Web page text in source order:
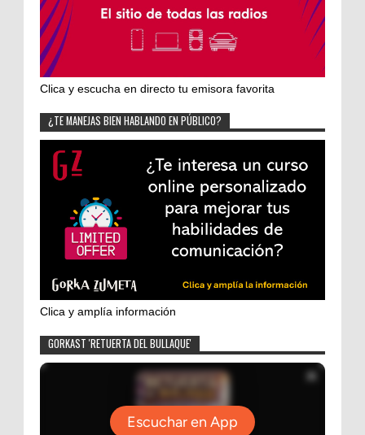
Clica y escucha en directo tu emisora favorita
¿TE MANEJAS BIEN HABLANDO EN PÚBLICO?
Clica y amplía información
GORKAST 'RETUERTA DEL BULLAQUE'